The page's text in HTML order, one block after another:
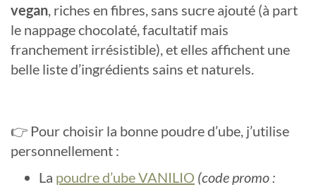
vegan , riches en fibres, sans sucre ajouté (à part
le nappage chocolaté, facultatif mais
franchement irrésistible), et elles affichent une
belle liste d’ingrédients sains et naturels.
👉 Pour choisir la bonne poudre d’ube, j’utilise
personnellement :
La poudre d’ube VANILIO (code promo :